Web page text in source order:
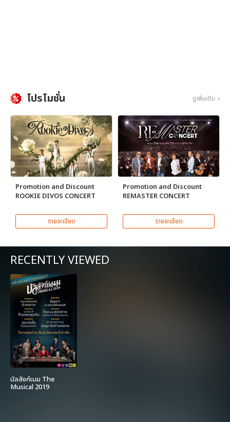
โปรโมชั่น ดูเพิ่มเติม
Promotion and Discount
ROOKIE DIVOS CONCERT
รายละเอียด
Promotion and Discount
REMASTER CONCERT
รายละเอียด
RECENTLY VIEWED
บัลลังก์เมฆ The
Musical 2019